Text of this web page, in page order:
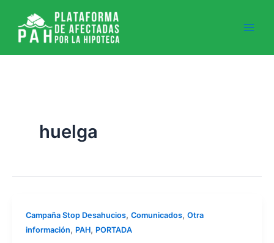
contenido
huelga
Campaña Stop Desahucios, Comunicados, Otra
información, PAH, PORTADA